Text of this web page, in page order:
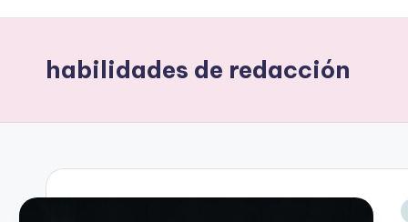
r
a
á
ti
habilidades de redacción